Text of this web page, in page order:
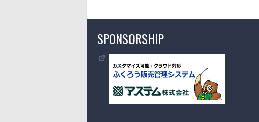
SPONSORSHIP